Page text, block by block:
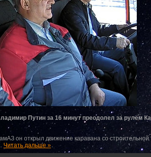
Путин за 16 минут преодолел за рулём
он открыл движение каравана со
Читать дальше »